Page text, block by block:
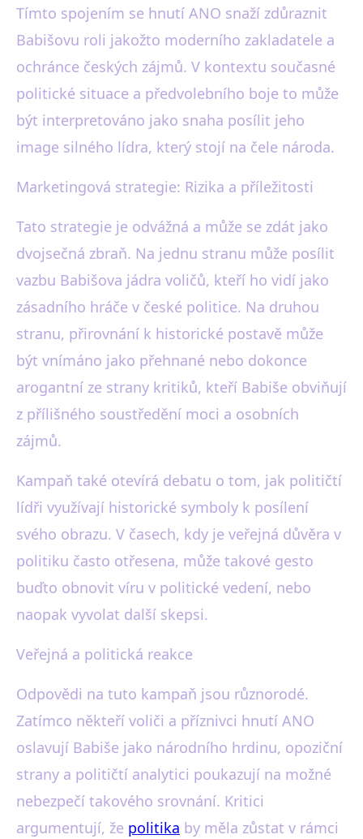
Tímto spojením se hnutí ANO snaží zdůraznit
Babišovu roli jakožto moderního zakladatele a
ochránce českých zájmů. V kontextu současné
politické situace a předvolebního boje to může
být interpretováno jako snaha posílit jeho
image silného lídra, který stojí na čele národa.
Marketingová strategie: Rizika a příležitosti
Tato strategie je odvážná a může se zdát jako
dvojsečná zbraň. Na jednu stranu může posílit
vazbu Babišova jádra voličů, kteří ho vidí jako
zásadního hráče v české politice. Na druhou
stranu, přirovnání k historické postavě může
být vnímáno jako přehnané nebo dokonce
arogantní ze strany kritiků, kteří Babiše obviňují
z přílišného soustředění moci a osobních
zájmů.
Kampaň také otevírá debatu o tom, jak političtí
lídři využívají historické symboly k posílení
svého obrazu. V časech, kdy je veřejná důvěra v
politiku často otřesena, může takové gesto
buďto obnovit víru v politické vedení, nebo
naopak vyvolat další skepsi.
Veřejná a politická reakce
Odpovědi na tuto kampaň jsou různorodé.
Zatímco někteří voliči a příznivci hnutí ANO
oslavují Babiše jako národního hrdinu, opoziční
strany a političtí analytici poukazují na možné
nebezpečí takového srovnání. Kritici
argumentují, že politika by měla zůstat v rámci